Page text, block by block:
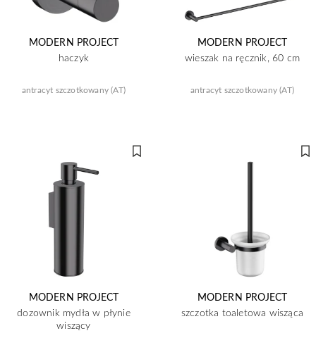
MODERN PROJECT
haczyk
antracyt szczotkowany (AT)
MODERN PROJECT
wieszak na ręcznik, 60 cm
antracyt szczotkowany (AT)
MODERN PROJECT
dozownik mydła w płynie
wiszący
MODERN PROJECT
szczotka toaletowa wisząca